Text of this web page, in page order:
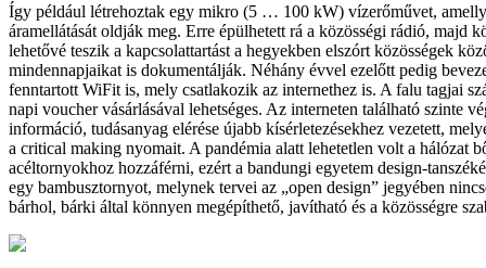
Így például létrehoztak egy mikro (5 … 100 kW) vízerőművet,
áramellátását oldják meg. Erre épülhetett rá a közösségi rádió, majd
lehetővé teszik a kapcsolattartást a hegyekben elszórt közösségek
mindennapjaikat is dokumentálják. Néhány évvel ezelőtt pedig
fenntartott WiFit is, mely csatlakozik az internethez is. A falu tagjai
napi voucher vásárlásával lehetséges. Az interneten található szinte
információ, tudásanyag elérése újabb kísérletezésekhez vezetett,
a critical making nyomait. A pandémia alatt lehetetlen volt a hálózat
acéltornyokhoz hozzáférni, ezért a bandungi egyetem design-
egy bambusztornyot, melynek tervei az „open design” jegyében
bárhol, bárki által könnyen megépíthető, javítható és a közösségre